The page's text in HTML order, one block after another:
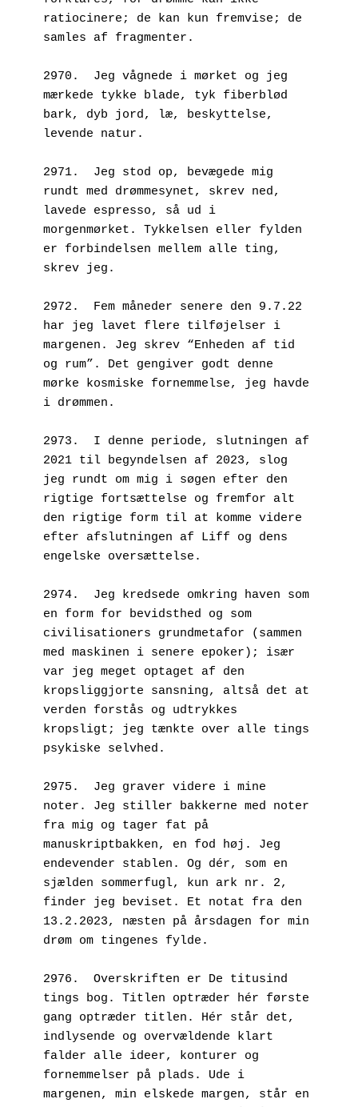
ratiocinere; de kan kun fremvise; de
samles af fragmenter.
2970.  Jeg vågnede i mørket og jeg
mærkede tykke blade, tyk fiberblød
bark, dyb jord, læ, beskyttelse,
levende natur.
2971.  Jeg stod op, bevægede mig
rundt med drømmesynet, skrev ned,
lavede espresso, så ud i
morgenmørket. Tykkelsen eller fylden
er forbindelsen mellem alle ting,
skrev jeg.
2972.  Fem måneder senere den 9.7.22
har jeg lavet flere tilføjelser i
margenen. Jeg skrev “Enheden af tid
og rum”. Det gengiver godt denne
mørke kosmiske fornemmelse, jeg havde
i drømmen.
2973.  I denne periode, slutningen af
2021 til begyndelsen af 2023, slog
jeg rundt om mig i søgen efter den
rigtige fortsættelse og fremfor alt
den rigtige form til at komme videre
efter afslutningen af Liff og dens
engelske oversættelse.
2974.  Jeg kredsede omkring haven som
en form for bevidsthed og som
civilisationers grundmetafor (sammen
med maskinen i senere epoker); især
var jeg meget optaget af den
kropsliggjorte sansning, altså det at
verden forstås og udtrykkes
kropsligt; jeg tænkte over alle tings
psykiske selvhed.
2975.  Jeg graver videre i mine
noter. Jeg stiller bakkerne med noter
fra mig og tager fat på
manuskriptbakken, en fod høj. Jeg
endevender stablen. Og dér, som en
sjælden sommerfugl, kun ark nr. 2,
finder jeg beviset. Et notat fra den
13.2.2023, næsten på årsdagen for min
drøm om tingenes fylde.
2976.  Overskriften er De titusind
tings bog. Titlen optræder hér første
gang optræder titlen. Hér står det,
indlysende og overvældende klart
falder alle ideer, konturer og
fornemmelser på plads. Ude i
margenen, min elskede margen, står en